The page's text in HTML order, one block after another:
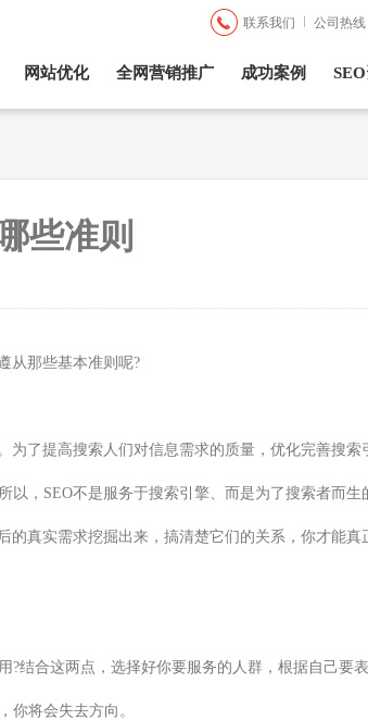
网站优化 全网营销推广 成功案例
联系我们 公司热线
些准则
从那些基本准则呢?
为了提高搜索人们对信息需求的质量，优化完善搜索
，SEO不是服务于搜索引擎、而是为了搜索者而生
的真实需求挖掘出来，搞清楚它们的关系，你才能真
结合这两点，选择好你要服务的人群，根据自己要表
你将会失去方向。